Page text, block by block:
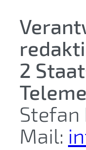
2
Stefan
Mail: